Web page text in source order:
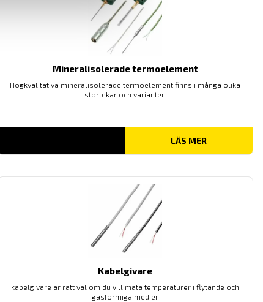
Mineralisolerade termoelement
Högkvalitativa mineralisolerade termoelement finns i många olika
storlekar och varianter.
LÄS MER
Kabelgivare
kabelgivare är rätt val om du vill mäta temperaturer i flytande och
gasformiga medier